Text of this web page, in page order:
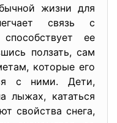
жизни для
связь с
ее
ползать, сам
которые его
с ними. Дети,
лыжах, кататься
свойства снега,